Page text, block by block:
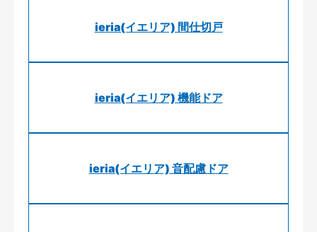
ieria(イエリア) 間仕切戸
ieria(イエリア) 機能ドア
ieria(イエリア) 音配慮ドア